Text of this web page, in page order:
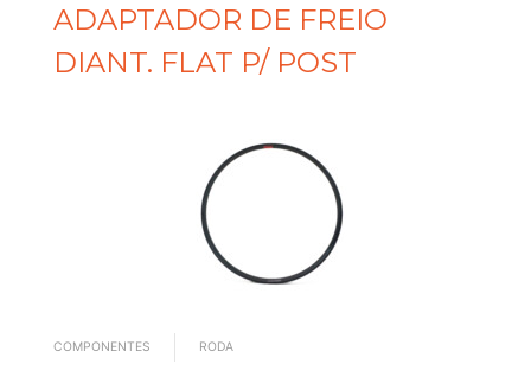
ADAPTADOR DE FREIO
DIANT. FLAT P/ POST
COMPONENTES RODA